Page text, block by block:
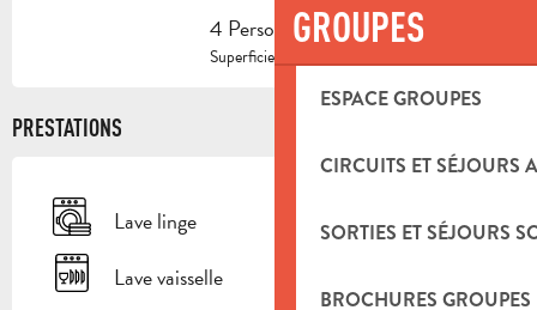
GROUPES
ESPACE GROUPES
CIRCUITS ET SÉJOURS
SORTIES ET SÉJOURS
BROCHURES GROUPES
4 Personne(s)
Superficie : 65 m
PRESTATIONS
Lave linge
Lave vaisselle